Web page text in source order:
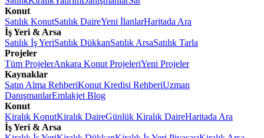
Konut
Satılık KonutSatılık DaireYeni İlanlarHaritada Ara
İş Yeri & Arsa
Satılık İş YeriSatılık DükkanSatılık ArsaSatılık Tarla
Projeler
Tüm ProjelerAnkara Konut ProjeleriYeni Projeler
Kaynaklar
Satın Alma RehberiKonut Kredisi RehberiUzman
DanışmanlarEmlakjet Blog
Konut
Kiralık KonutKiralık DaireGünlük Kiralık DaireHaritada Ara
İş Yeri & Arsa